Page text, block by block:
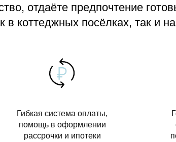
отдаёте предпочтение
коттеджных посёлках, так и
Гибкая система оплаты,
помощь в оформлении
рассрочки и ипотеки